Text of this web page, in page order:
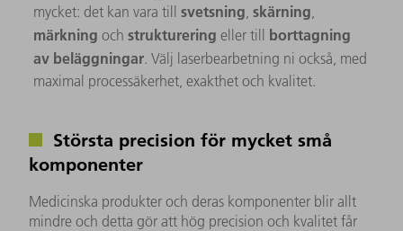
mycket: det kan vara tillsvetsning skärning
märkningoch struktureringeller till borttagning
av beläggningar. Välj laserbearbetning ni också, med
maximal processäkerhet, exakthet och kvalitet.
Största precision för mycket små
komponenter
Medicinska produkter och deras komponenter blir allt
mindre och detta gör att hög precision och kvalitet får